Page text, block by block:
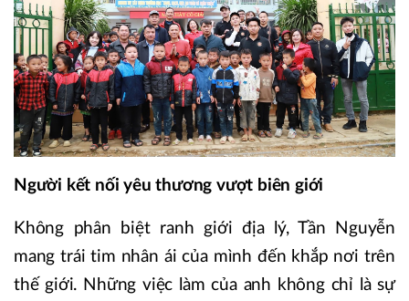
Người kết nối yêu thương vượt biên giới
Không phân biệt ranh giới địa lý, Tần Nguyễn
mang trái tim nhân ái của mình đến khắp nơi trên
thế giới. Những việc làm của anh không chỉ là sự